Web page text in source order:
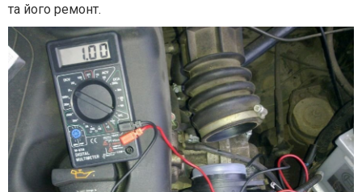
та його ремонт.